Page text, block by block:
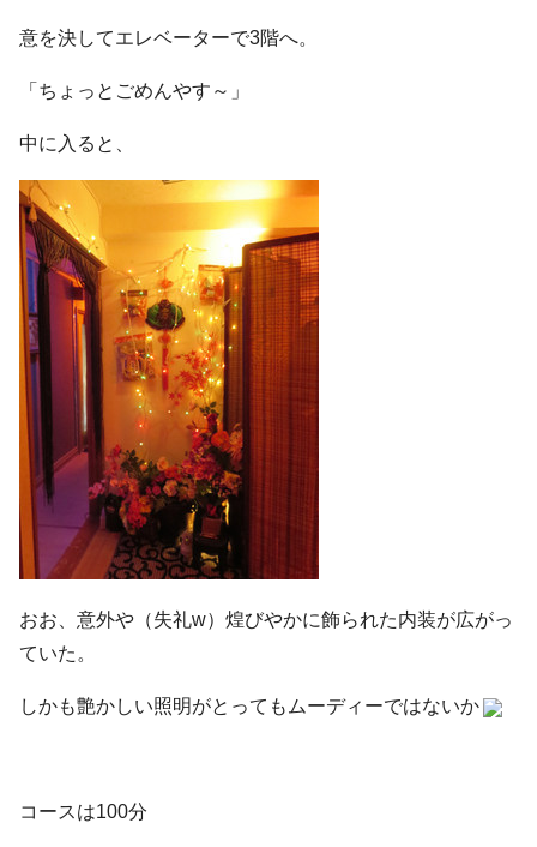
意を決してエレベーターで3階へ。
「ちょっとごめんやす～」
中に入ると、
おお、意外や（失礼w）煌びやかに飾られた内装が広がっ
ていた。
しかも艶かしい照明がとってもムーディーではないか
コースは100分